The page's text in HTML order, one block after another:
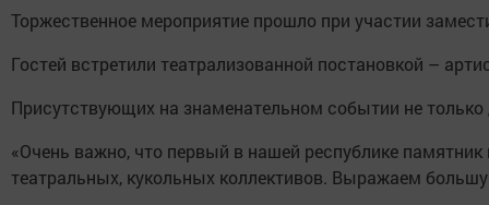
Торжественное мероприятие прошло при участии
Гостей встретили театрализованной постановкой –
Присутствующих на знаменательном событии не
«Очень важно, что первый в нашей республике
театральных, кукольных коллективов. Выражаем